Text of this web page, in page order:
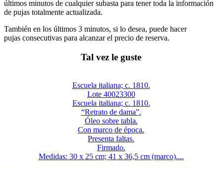
últimos minutos de cualquier subasta para tener toda la información
de pujas totalmente actualizada.
También en los últimos 3 minutos, si lo desea, puede hacer
pujas consecutivas para alcanzar el precio de reserva.
Tal vez le guste
Escuela italiana; c. 1810.
Lote 40023300
Escuela italiana; c. 1810.
“Retrato de dama”.
Óleo sobre tabla.
Con marco de época.
Presenta faltas.
Firmado.
Medidas: 30 x 25 cm; 41 x 36,5 cm (marco)....